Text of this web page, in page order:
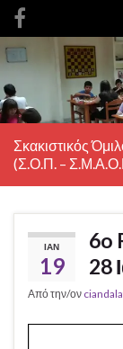
Σκακιστικός
(Σ.Ο.Π. –
ΙΑΝ
19
6o
28
Από την/ον